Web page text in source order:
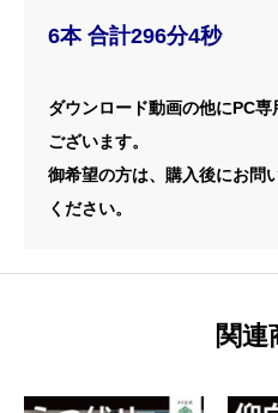
6本 合計296分4秒
ダウンロード動画の他にPC
ございます。
御希望の方は、購入後にお問
ください。
関連